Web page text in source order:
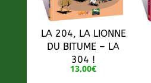
LA 204, LA LIONNE
DU BITUME – LA
304 !
13,00€